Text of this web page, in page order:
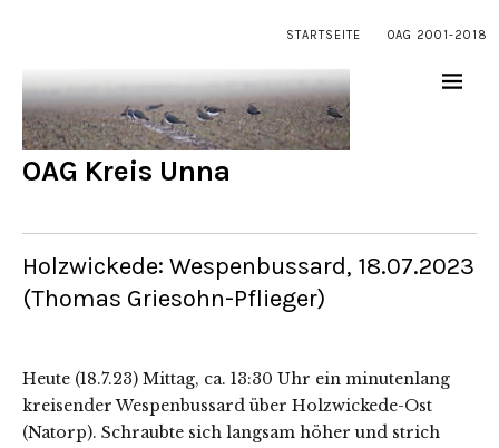
STARTSEITE OAG 2001-2018
OAG Kreis Unna
Holzwickede: Wespenbussard, 18.07.2023
(Thomas Griesohn-Pflieger)
Heute (18.7.23) Mittag, ca. 13:30 Uhr ein minutenlang
kreisender Wespenbussard über Holzwickede-Ost
(Natorp). Schraubte sich langsam höher und strich